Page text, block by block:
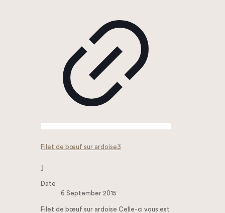
Filet de bœuf sur ardoise3
1
Date
6 September 2015
Filet de bœuf sur ardoise Celle-ci vous est